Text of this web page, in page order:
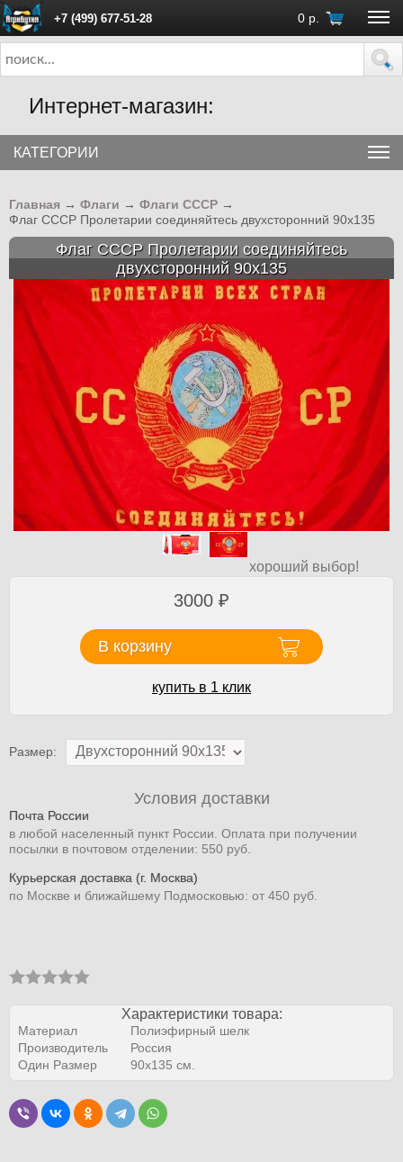
+7 (499) 677-51-28 0 р.
ПН - ПТ с 10:00 до 18:00 (Москва)
Интернет-магазин:
КАТЕГОРИИ
Главная → Флаги → Флаги СССР →
Флаг СССР Пролетарии соединяйтесь двухсторонний 90х135
Флаг СССР Пролетарии соединяйтесь
двухсторонний 90х135
хороший выбор!
3000 ₽
В корзину
купить в 1 клик
Размер:
Условия доставки
Почта России
в любой населенный пункт России. Оплата при получении
посылки в почтовом отделении: 550 руб.
Курьерская доставка (г. Москва)
по Москве и ближайшему Подмосковью: от 450 руб.
Характеристики товара:
Материал
Полиэфирный шелк
Производитель
Россия
Один Размер
90х135 см.